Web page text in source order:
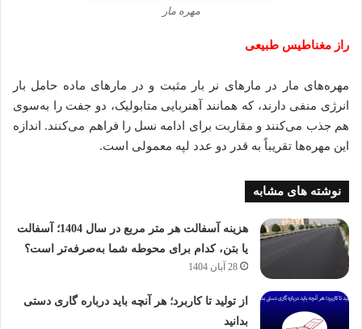
مهره مار
راز مغناطیس طبیعی
مهره‌های مار در مارهای نر بار مثبت و در مارهای ماده حامل بار
انرژی منفی دارند، که همانند آهنربایی متابولیک، دو جفت را به‌سوی
هم جذب می‌کنند و مقاربت برای ادامه نسل را فراهم می‌کنند. اندازه
این مهره‌ها تقریباً به قدر دو عدد لپه معمولی است.
نوشته های مشابه
هزینه آسفالت هر متر مربع در سال 1404؛ آسفالت
یا بتن، کدام برای محوطه شما به‌صرفه‌تر است؟
28 آبان 1404
از تولید تا کاربرد؛ هر آنچه باید درباره گاری دستی
بدانید